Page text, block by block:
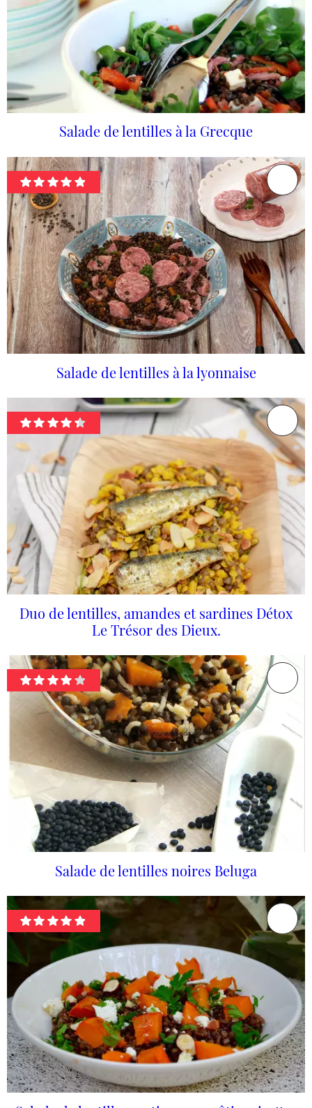
Salade de lentilles à la Grecque
Salade de lentilles à la lyonnaise
Duo de lentilles, amandes et sardines Détox
Le Trésor des Dieux.
Salade de lentilles noires Beluga